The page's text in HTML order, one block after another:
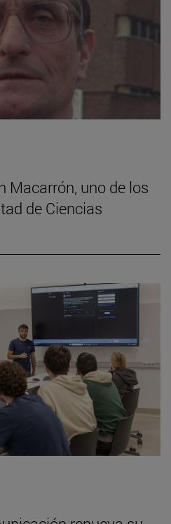
Macarrón, uno de los
de Ciencias